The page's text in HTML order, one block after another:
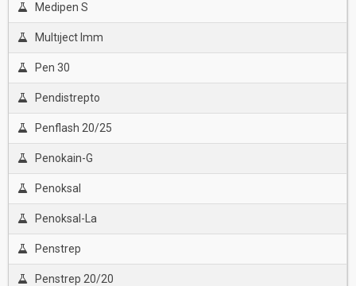
Medipen S
Multıject Imm
Pen 30
Pendistrepto
Penflash 20/25
Penokain-G
Penoksal
Penoksal-La
Penstrep
Penstrep 20/20